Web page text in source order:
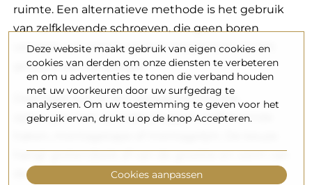
ruimte. Een alternatieve methode is het gebruik
van zelfklevende schroeven, die geen boren
vereisen. Let echter op hun draagkracht en het
gewicht van de spiegel!
Daarnaast kun je een spiegel eenvoudig
ophangen met speciale pluggen, zelfklevende
hangt grotendeels af van de grootte en vorm van
de spiegel die je wilt ophangen. In moderne
Deze website maakt gebruik van eigen cookies en
cookies van derden om onze diensten te verbeteren
en om u advertenties te tonen die verband houden
met uw voorkeuren door uw surfgedrag te
analyseren. Om uw toestemming te geven voor het
gebruik ervan, drukt u op de knop Accepteren.
Cookies aanpassen